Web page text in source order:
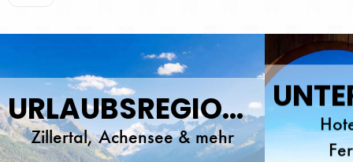
beste
URLAUBSREGIONEN
Zillertal, Achensee & mehr